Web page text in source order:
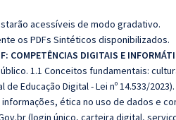
acessíveis de modo gradativo.
os PDFs Sintéticos disponibilizados.
DIGITAIS E
1.1 Conceitos fundamentais:
de Educação Digital - Lei nº 14.533/
ética no uso de dados e
(login único, carteira digital,